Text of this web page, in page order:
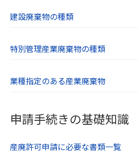
建設廃棄物の種類
特別管理産業廃棄物の種類
業種指定のある産業廃棄物
申請手続きの基礎知識
産廃許可申請に必要な書類一覧